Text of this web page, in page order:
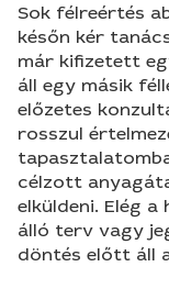
Sok félreértés
későn kér
már kifizetett
áll egy másik
előzetes
rosszul
célzott
elküldeni. Elég a
álló terv vagy
döntés előtt áll